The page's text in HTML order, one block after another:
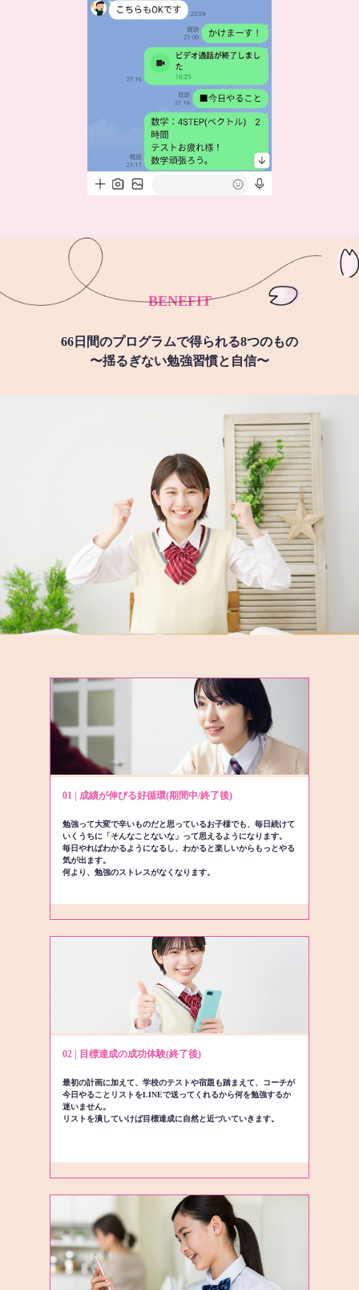
BENEFIT
66日間のプログラムで得られる8つのもの
〜揺るぎない勉強習慣と自信〜
01 | 成績が伸びる好循環(期間中/終了後)
勉強って大変で辛いものだと思っているお子様でも、毎日続けて
いくうちに「そんなことないな」って思えるようになります。
毎日やればわかるようになるし、わかると楽しいからもっとやる
気が出ます。
何より、勉強のストレスがなくなります。
02 | 目標達成の成功体験(終了後)
最初の計画に加えて、学校のテストや宿題も踏まえて、コーチが
今日やることリストをLINEで送ってくれるから何を勉強するか
迷いません。
リストを潰していけば目標達成に自然と近づいていきます。